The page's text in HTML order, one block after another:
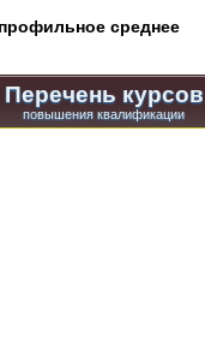
среднее
Перечень курсов